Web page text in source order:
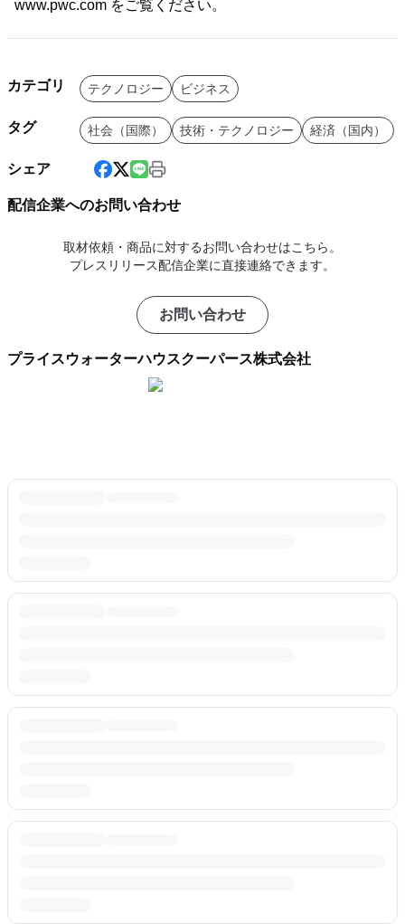
www.pwc.com をご覧ください。
カテゴリ テクノロジー ビジネス
タグ 社会（国際） 技術・テクノロジー 経済（国内）
シェア
配信企業へのお問い合わせ
取材依頼・商品に対するお問い合わせはこちら。
プレスリリース配信企業に直接連絡できます。
お問い合わせ
プライスウォーターハウスクーパース株式会社